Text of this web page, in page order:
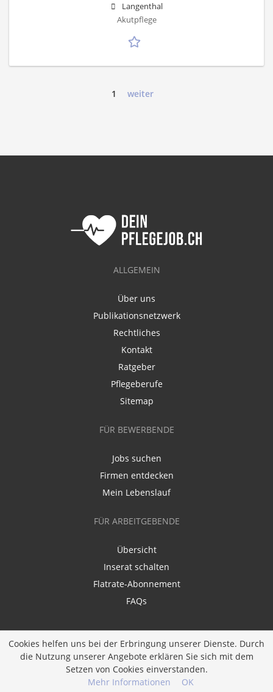
Langenthal
Akutpflege
1 weiter
ALLGEMEIN
Über uns
Publikationsnetzwerk
Rechtliches
Kontakt
Ratgeber
Pflegeberufe
Sitemap
FÜR BEWERBENDE
Jobs suchen
Firmen entdecken
Mein Lebenslauf
FÜR ARBEITGEBENDE
Übersicht
Inserat schalten
Flatrate-Abonnement
FAQs
Ein Unternehmen derDiversity Job Group GmbH
Cookies helfen uns bei der Erbringung unserer Dienste. Durch
die Nutzung unserer Angebote erklären Sie sich mit dem
Setzen von Cookies einverstanden.
Mehr Informationen
OK